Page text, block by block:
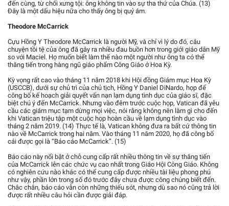
đến cùng, từ chối xưng tội: ông không tin vào sự tha thứ của Chúa. (13)
Đây là một dấu hiệu nữa cho thấy ông bị quỷ ám.
Theodore McCarrick
Cựu Hồng Y Theodore McCarrick là người Mỹ, và chỉ vì lý do đó, câu
chuyện tồi tệ của ông đã gây ra nhiều đau buồn hơn trong giới giáo dân Mỹ
so với Maciel. Họ muốn biết làm thế nào một người như ông ta có thể
thăng tiến trong hàng ngũ giáo phẩm Công Giáo ở Hoa Kỳ.
Kỳ vọng rất cao vào tháng 11 năm 2018 khi Hội đồng Giám mục Hoa Kỳ
(USCCB), dưới sự chủ trì của chủ tịch, Hồng Y Daniel DiNardo, họp để
công bố kế hoạch giải quyết vấn nạn lạm dụng tình dục của giáo sĩ, đặc
biệt chú ý đến McCarrick. Nhưng vào đêm trước cuộc họp, Vatican đã yêu
cầu các giám mục tạm dừng mọi việc, nói rằng không nên làm gì cho đến
khi Vatican triệu tập một cuộc họp hoàn cầu về lạm dụng tình dục vào
tháng 2 năm 2019. (14) Thực tế là, Vatican không đưa ra bất cứ thông tin
nào về McCarrick trong hai năm. Vào tháng 11 năm 2020, họ đã công bố
cái được gọi là “Báo cáo McCarrick”. (15)
Báo cáo này nổi bật ở chỗ cung cấp rất nhiều thông tin về sự thăng tiến
của McCarrick lên các chức vụ cao nhất trong Giáo Hội Công Giáo. Không
có nghiên cứu nào khác có thể cung cấp được nhiều tài liệu phong phú
như vậy, phần lớn trong số đó trước đây chưa được công chúng biết đến.
Chắc chắn, báo cáo vẫn còn những thiếu sót, nhưng dù sao nó cũng trả lời
được rất nhiều câu hỏi cần được giải đáp.